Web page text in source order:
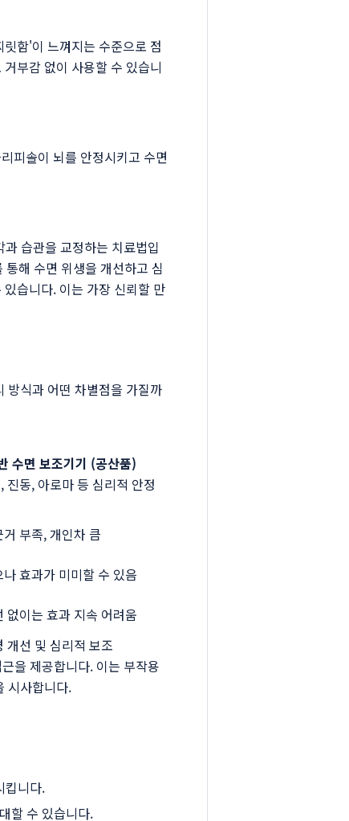
함'이 느껴지는 수준으로 점
부감 없이 사용할 수 있습니
피솔이 뇌를 안정시키고 수면
습관을 교정하는 치료법입
해 수면 위생을 개선하고 심
습니다. 이는 가장 신뢰할 만
방식과 어떤 차별점을 가질까
수면 보조기기 (공산품)
진동, 아로마 등 심리적 안정
부족, 개인차 큼
효과가 미미할 수 있음
없이는 효과 지속 어려움
개선 및 심리적 보조
을 제공합니다. 이는 부작용
시사합니다.
킵니다.
할 수 있습니다.